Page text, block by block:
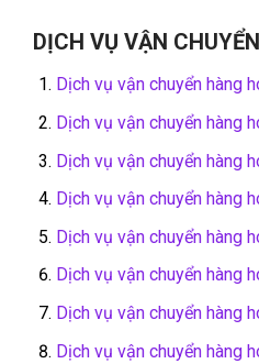
DỊCH VỤ VẬN
Dịch vụ vận chuyển hàng
Dịch vụ vận chuyển hàng
Dịch vụ vận chuyển hàng
Dịch vụ vận chuyển hàng
Dịch vụ vận chuyển hàng
Dịch vụ vận chuyển hàng
Dịch vụ vận chuyển hàng
Dịch vụ vận chuyển hàng